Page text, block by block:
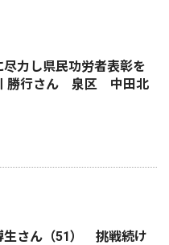
力し県民功労者表彰を
勝行さん 泉区 中田北
生さん（51） 挑戦続け